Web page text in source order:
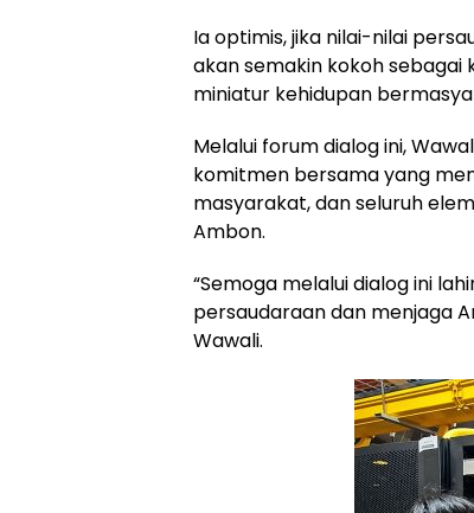
Ia optimis, jika nilai-nilai
akan semakin kokoh sebagai
miniatur kehidupan
Melalui forum dialog ini,
komitmen bersama yang
masyarakat, dan seluruh
Ambon.
“Semoga melalui dialog ini
persaudaraan dan menjaga
Wawali.